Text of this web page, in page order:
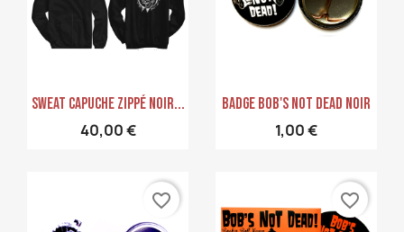
 Aperçu rapide
Sweat Capuche Zippé Noir...
40,00 €
Aperçu rapide
Badge Bob's NoT Dead Noir
1,00 €
favorite_border favorite_border